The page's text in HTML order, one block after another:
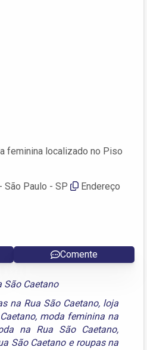
feminina localizado no Piso
São Paulo - SP
Endereço
Comente
São Caetano
na Rua São Caetano, loja
, moda feminina na
na Rua São Caetano,
São Caetanoe roupas na